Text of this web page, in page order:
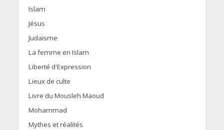
Islam
Jésus
Judaïsme
La femme en Islam
Liberté d'Expression
Lieux de culte
Livre du Mousleh Maoud
Mohammad
Mythes et réalités